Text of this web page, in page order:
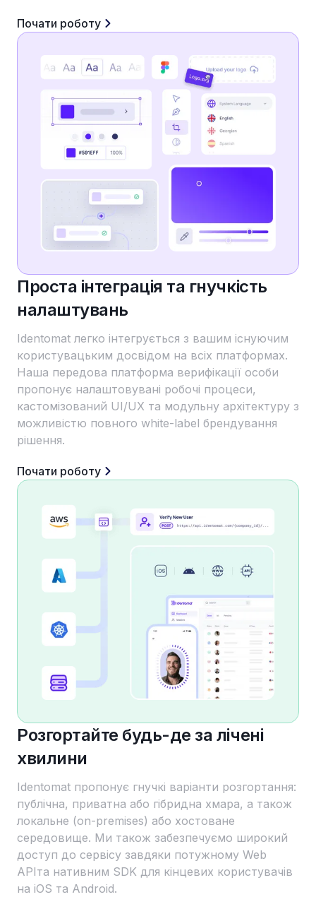
Почати роботу
Проста інтеграція та гнучкість
налаштувань
Identomat легко інтегрується з вашим існуючим
користувацьким досвідом на всіх платформах.
Наша передова платформа верифікації особи
пропонує налаштовувані робочі процеси,
кастомізований UI/UX та модульну архітектуру з
можливістю повного white-label брендування
рішення.
Почати роботу
Розгортайте будь-де за лічені
хвилини
Identomat пропонує гнучкі варіанти розгортання:
публічна, приватна або гібридна хмара, а також
локальне (on-premises) або хостоване
середовище. Ми також забезпечуємо широкий
доступ до сервісу завдяки потужному Web
APIта нативним SDK для кінцевих користувачів
на iOS та Android.